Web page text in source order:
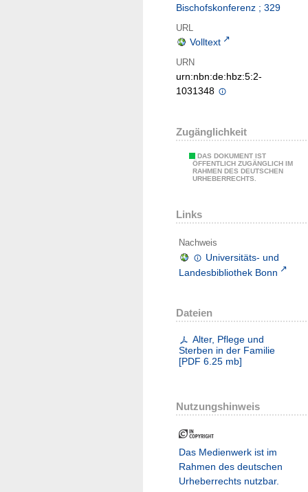
Bischofskonferenz ; 329
URL
Volltext
URN
urn:nbn:de:hbz:5:2-
1031348
Zugänglichkeit
DAS DOKUMENT IST
ÖFFENTLICH ZUGÄNGLICH IM
RAHMEN DES DEUTSCHEN
URHEBERRECHTS.
Links
Nachweis
Universitäts- und
Landesbibliothek Bonn
Dateien
Alter, Pflege und
Sterben in der Familie
[PDF 6.25 mb]
Nutzungshinweis
Das Medienwerk ist im
Rahmen des deutschen
Urheberrechts nutzbar.